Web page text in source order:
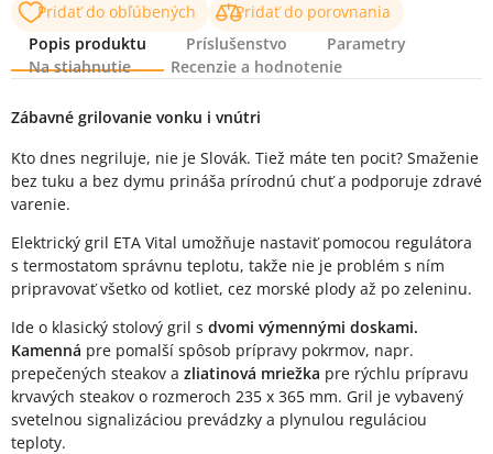
Pridať do obľúbených
Pridať do porovnania
Popis produktu
Príslušenstvo
Parametry
Na stiahnutie
Recenzie a hodnotenie
Popis produktu
Zábavné grilovanie vonku i vnútri
Kto dnes negriluje, nie je Slovák. Tiež máte ten pocit? Smaženie
bez tuku a bez dymu prináša prírodnú chuť a podporuje zdravé
varenie.
Elektrický gril ETA Vital umožňuje nastaviť pomocou regulátora
s termostatom správnu teplotu, takže nie je problém s ním
pripravovať všetko od kotliet, cez morské plody až po zeleninu.
Ide o klasický stolový gril s dvomi výmennými doskami.
Kamenná pre pomalší spôsob prípravy pokrmov, napr.
prepečených steakov a zliatinová mriežka pre rýchlu prípravu
krvavých steakov o rozmeroch 235 x 365 mm. Gril je vybavený
svetelnou signalizáciou prevádzky a plynulou reguláciou
teploty.